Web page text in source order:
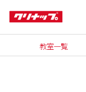
教室一覧